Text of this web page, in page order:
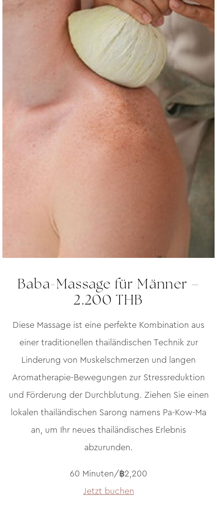
Baba-Massage für Männer –
2.200 THB
Diese Massage ist eine perfekte Kombination aus
einer traditionellen thailändischen Technik zur
Linderung von Muskelschmerzen und langen
Aromatherapie-Bewegungen zur Stressreduktion
und Förderung der Durchblutung. Ziehen Sie einen
lokalen thailändischen Sarong namens Pa-Kow-Ma
an, um Ihr neues thailändisches Erlebnis
abzurunden.
60 Minuten/฿2,200
Jetzt buchen